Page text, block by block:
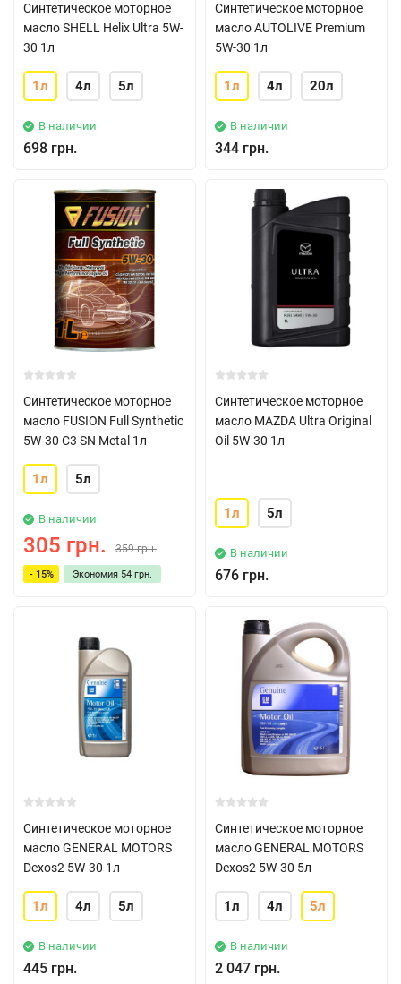
Синтетическое моторное
масло SHELL Helix Ultra 5W-
30 1л
1л 4л 5л
В наличии
698 грн.
Синтетическое моторное
масло AUTOLIVE Premium
5W-30 1л
1л 4л 20л
В наличии
344 грн.
Синтетическое моторное
масло FUSION Full Synthetic
5W-30 C3 SN Metal 1л
1л 5л
В наличии
305 грн. 359 грн.
- 15% Экономия 54 грн.
Синтетическое моторное
масло MAZDA Ultra Original
Oil 5W-30 1л
1л 5л
В наличии
676 грн.
Синтетическое моторное
масло GENERAL MOTORS
Dexos2 5W-30 1л
1л 4л 5л
В наличии
445 грн.
Синтетическое моторное
масло GENERAL MOTORS
Dexos2 5W-30 5л
1л 4л 5л
В наличии
2 047 грн.